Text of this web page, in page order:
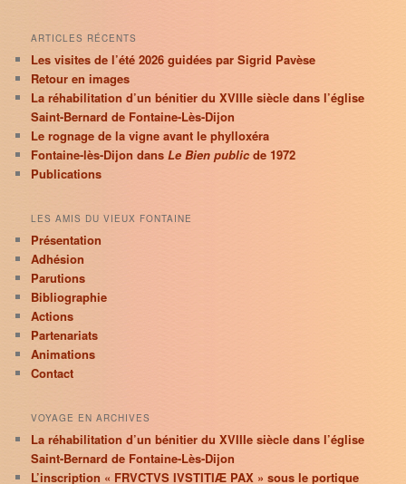
ARTICLES RÉCENTS
Les visites de l’été 2026 guidées par Sigrid Pavèse
Retour en images
La réhabilitation d’un bénitier du XVIIIe siècle dans l’église
Saint-Bernard de Fontaine-Lès-Dijon
Le rognage de la vigne avant le phylloxéra
Fontaine-lès-Dijon dansLe Bien publicde 1972
Publications
LES AMIS DU VIEUX FONTAINE
Présentation
Adhésion
Parutions
Bibliographie
Actions
Partenariats
Animations
Contact
VOYAGE EN ARCHIVES
La réhabilitation d’un bénitier du XVIIIe siècle dans l’église
Saint-Bernard de Fontaine-Lès-Dijon
L’inscription « FRVCTVS IVSTITIÆ PAX » sous le portique